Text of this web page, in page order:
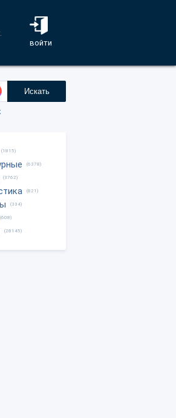
войти
Искать
(1815)
(6378)
(3762)
(821)
(334)
(608)
(28145)